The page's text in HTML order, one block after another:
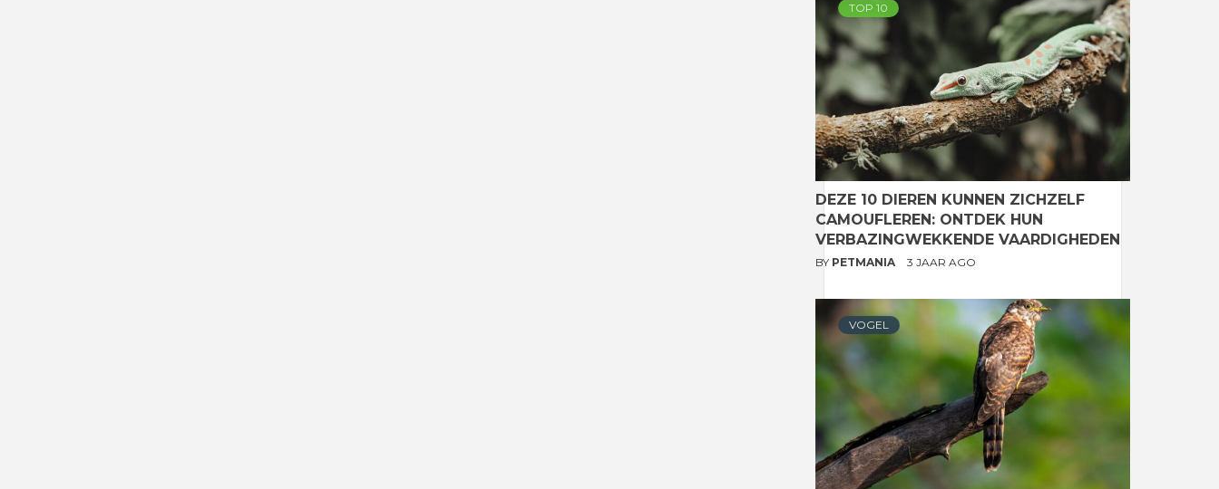
TOP 10
DEZE 10 DIEREN KUNNEN ZICHZELF
CAMOUFLEREN: ONTDEK HUN
VERBAZINGWEKKENDE VAARDIGHEDEN
BY PETMANIA 3 JAAR AGO
VOGEL